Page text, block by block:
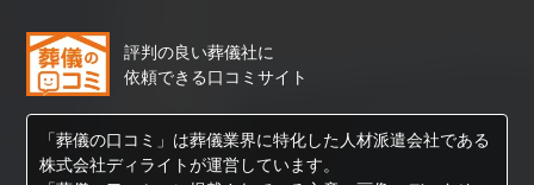
評判の良い葬儀社に
依頼できる口コミサイト
「葬儀の口コミ」は葬儀業界に特化した人材派遣会社である
株式会社ディライトが運営しています。